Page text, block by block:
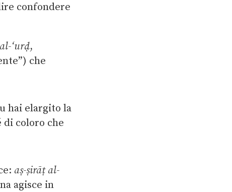
confondere
al-‘urḍ,
che
hai elargito la
di coloro che
aṣ-ṣirāṭ al-
agisce in